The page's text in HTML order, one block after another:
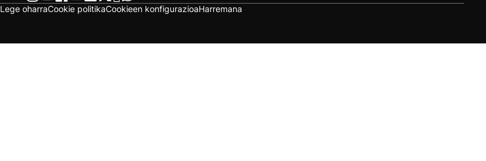
Lege oharraCookie politikaCookieen konfigurazioaHarremana